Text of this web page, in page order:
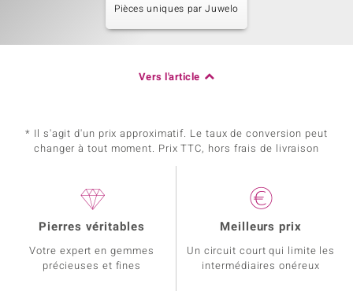
Pièces uniques par Juwelo
Vers l'article
* Il s'agit d'un prix approximatif. Le taux de conversion peut
changer à tout moment. Prix TTC, hors frais de livraison
Pierres véritables
Votre expert en gemmes
précieuses et fines
Meilleurs prix
Un circuit court qui limite les
intermédiaires onéreux